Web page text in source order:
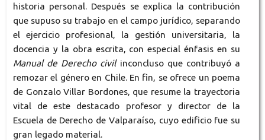
historia personal. Después se explica la contribución
que supuso su trabajo en el campo jurídico, separando
el ejercicio profesional, la gestión universitaria, la
docencia y la obra escrita, con especial énfasis en su
Manual de Derecho civilinconcluso que contribuyó a
remozar el género en Chile. En fin, se ofrece un poema
de Gonzalo Villar Bordones, que resume la trayectoria
vital de este destacado profesor y director de la
Escuela de Derecho de Valparaíso, cuyo edificio fue su
gran legado material.